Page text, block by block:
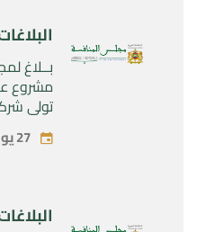
بــلاغ
مشروع
المتعلقة
27 يوليوز 2026